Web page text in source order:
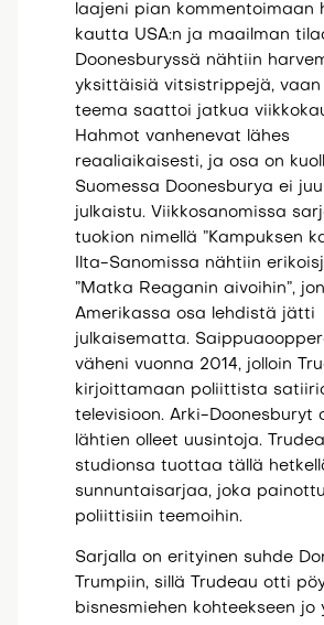
laajeni pian kommentoimaan
kautta USA:n ja maailman
Doonesburyssä nähtiin
yksittäisiä vitsistrippejä, vaan
teema saattoi jatkua
Hahmot vanhenevat lähes
reaaliaikaisesti, ja osa on
Suomessa Doonesburya ei
julkaistu. Viikkosanomissa
tuokion nimellä ”Kampuksen
Ilta-Sanomissa nähtiin
”Matka Reaganin aivoihin”,
Amerikassa osa lehdistä jätti
julkaisematta.
väheni vuonna 2014, jolloin
kirjoittamaan poliittista
televisioon. Arki-Doonesburyt
lähtien olleet uusintoja.
studionsa tuottaa tällä
sunnuntaisarjaa, joka
poliittisiin teemoihin.
Sarjalla on erityinen suhde
Trumpiin, sillä Trudeau otti
bisnesmiehen kohteekseen jo